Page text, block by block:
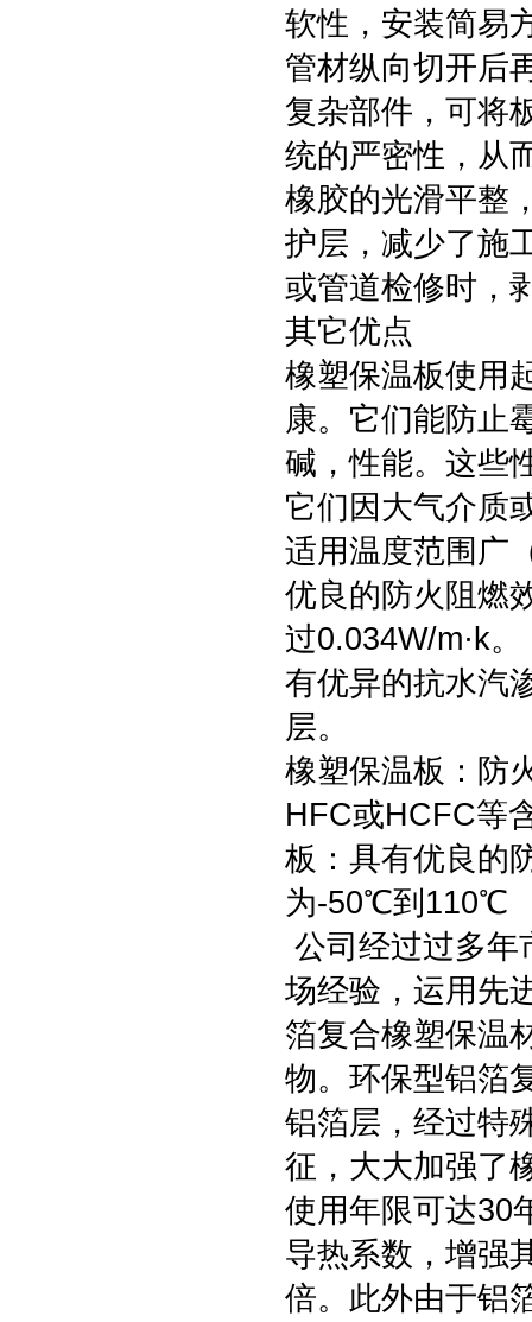
软性，安装简易
管材纵向切开后
复杂部件，可将
统的严密性，从
橡胶的光滑平整
护层，减少了施
或管道检修时，
其它优点
橡塑保温板使用
康。它们能防止
碱，性能。这些
它们因大气介质
适用温度范围广
优良的防火阻燃
过0.034W/m·k
有优异的抗水汽
层。
橡塑保温板：防
HFC或HCFC等
板：具有优良的
为-50℃到110℃
公司经过过多年
场经验，运用先
箔复合橡塑保温
物。环保型铝箔
铝箔层，经过特
征，大大加强了
使用年限可达30
导热系数，增强
倍。此外由于铝